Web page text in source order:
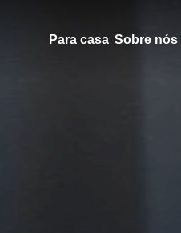
Para casa Sobre nós